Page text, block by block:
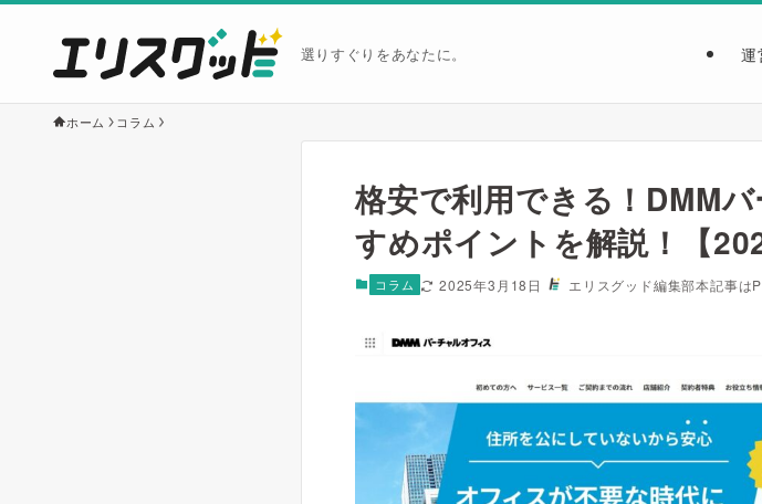
選りすぐりをあなたに。 運
ホーム コラム
格安で利用できる！DMM
すめポイントを解説！【
コラム 2025年3月18日 エリスグッド編集部本記事は